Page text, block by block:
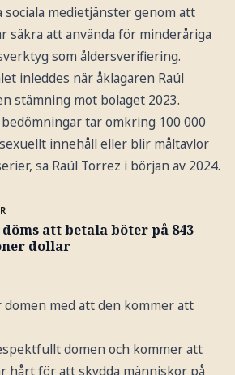
medietjänster genom att
säkra att använda för minderåriga
som åldersverifiering.
inleddes när åklagaren Raúl
stämning mot bolaget 2023.
tar omkring 100 000
innehåll eller blir måltavlor
sa Raúl Torrez i början av 2024.
att betala böter på 843
dollar
med att den kommer att
domen och kommer att
hårt för att skydda människor på